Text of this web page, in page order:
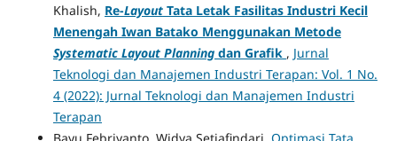
Khalish, Re-LayoutTata Letak Fasilitas Industri Kecil
Menengah Iwan Batako Menggunakan Metode
Systematic Layout Planningdan Grafik , Jurnal
Teknologi dan Manajemen Industri Terapan: Vol. 1 No.
4 (2022): Jurnal Teknologi dan Manajemen Industri
Terapan